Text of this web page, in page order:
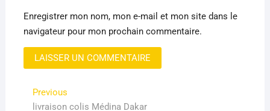
Enregistrer mon nom, mon e-mail et mon site dans le
navigateur pour mon prochain commentaire.
Navigation
PreviousPrevious
post:
livraison colis Médina Dakar